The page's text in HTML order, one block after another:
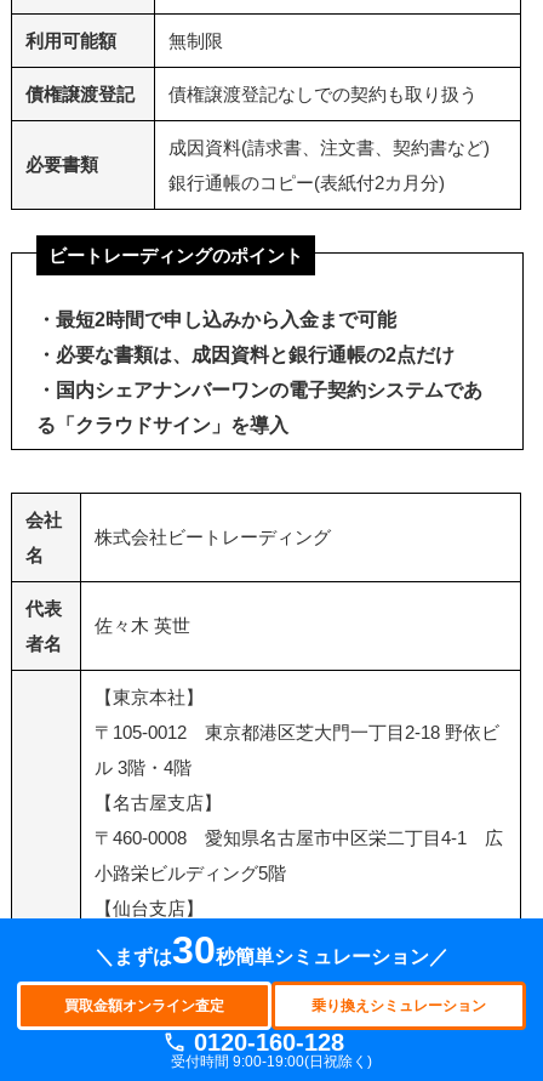
利用可能額 無制限
債権譲渡登記 債権譲渡登記なしでの契約も取り扱う
必要書類
成因資料(請求書、注文書、契約書など)
銀行通帳のコピー(表紙付2カ月分)
ビートレーディングのポイント
・最短2時間で申し込みから入金まで可能
・必要な書類は、成因資料と銀行通帳の2点だけ
・国内シェアナンバーワンの電子契約システムであ
る「クラウドサイン」を導入
会社
名
株式会社ビートレーディング
代表
者名
佐々木 英世
【東京本社】
〒105-0012 東京都港区芝大門一丁目2-18 野依ビ
ル 3階・4階
【名古屋支店】
〒460-0008 愛知県名古屋市中区栄二丁目4-1 広
小路栄ビルディング5階
【仙台支店】
〒980-0014 宮城県仙台市青葉区本町一丁目12-
7 三共仙台ビル3階
【大阪支店】
〒530-0027 大阪府大阪市北区堂山町1-5 三共梅
＼まずは30秒簡単シミュレーション／
買取金額オンライン査定 乗り換えシミュレーション
0120-160-128
受付時間 9:00-19:00(日祝除く)